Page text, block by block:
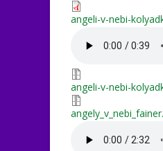
angeli-v-
angeli-v-nebi-
angeli-v-
angeli-v-
angeli-v-nebi-
angely-